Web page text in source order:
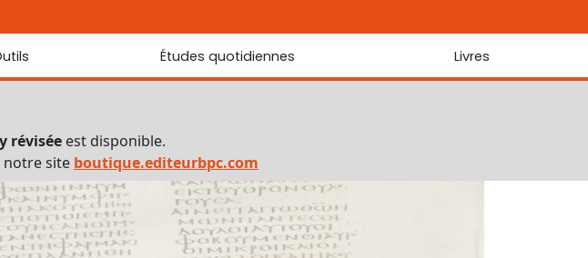
Dictionnaire français du Nouveau Testament
Études quotidiennes Livres
révisée est disponible.
notre site boutique.editeurbpc.com